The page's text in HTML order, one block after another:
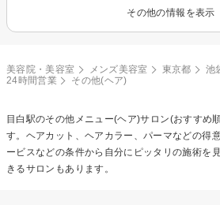
その他の情報を表示
美容院・美容室 メンズ美容室 東京都 池
24時間営業
その他(ヘア)
目白駅のその他メニュー(ヘア)サロン(おすすめ
す。ヘアカット、ヘアカラー、パーマなどの得
ービスなどの条件から自分にピッタリの施術を
きるサロンもあります。